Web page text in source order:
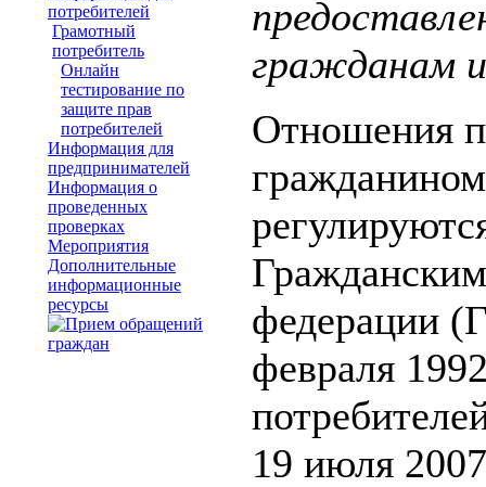
потребителей
Грамотный
потребитель
Онлайн
тестирование по
защите прав
потребителей
Информация для
предпринимателей
Информация о
проведенных
проверках
Мероприятия
Дополнительные
информационные
ресурсы
гражданам
Отношения
федерации
февраля
19 июля